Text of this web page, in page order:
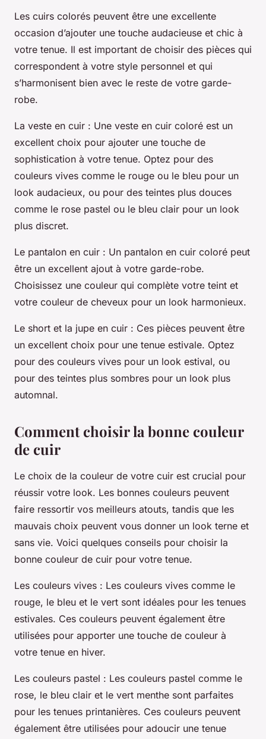
Les cuirs colorés peuvent être une excellente
occasion d’ajouter une touche audacieuse et chic à
votre tenue. Il est important de choisir des pièces qui
correspondent à votre style personnel et qui
s’harmonisent bien avec le reste de votre garde-
robe.
La veste en cuir : Une veste en cuir coloré est un
excellent choix pour ajouter une touche de
sophistication à votre tenue. Optez pour des
couleurs vives comme le rouge ou le bleu pour un
look audacieux, ou pour des teintes plus douces
comme le rose pastel ou le bleu clair pour un look
plus discret.
Le pantalon en cuir : Un pantalon en cuir coloré peut
être un excellent ajout à votre garde-robe.
Choisissez une couleur qui complète votre teint et
votre couleur de cheveux pour un look harmonieux.
Le short et la jupe en cuir : Ces pièces peuvent être
un excellent choix pour une tenue estivale. Optez
pour des couleurs vives pour un look estival, ou
pour des teintes plus sombres pour un look plus
automnal.
Comment choisir la bonne couleur
de cuir
Le choix de la couleur de votre cuir est crucial pour
réussir votre look. Les bonnes couleurs peuvent
faire ressortir vos meilleurs atouts, tandis que les
mauvais choix peuvent vous donner un look terne et
sans vie. Voici quelques conseils pour choisir la
bonne couleur de cuir pour votre tenue.
Les couleurs vives : Les couleurs vives comme le
rouge, le bleu et le vert sont idéales pour les tenues
estivales. Ces couleurs peuvent également être
utilisées pour apporter une touche de couleur à
votre tenue en hiver.
Les couleurs pastel : Les couleurs pastel comme le
rose, le bleu clair et le vert menthe sont parfaites
pour les tenues printanières. Ces couleurs peuvent
également être utilisées pour adoucir une tenue